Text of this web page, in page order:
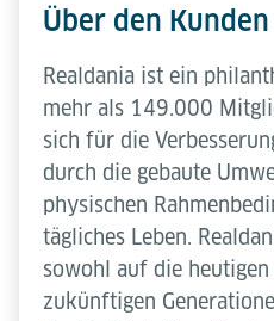
Über den Kunden
Realdania ist ein
mehr als 149.000
sich für die
durch die gebaute
physischen
tägliches Leben.
sowohl auf die
zukünftigen